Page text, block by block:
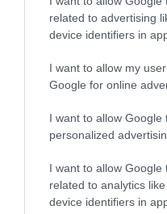
related to advertising
device identifiers in
I want to allow my
Google for online
I want to allow Google
personalized
I want to allow Google
related to analytics
device identifiers in
Το όραμα της
την προηγμένη
νοημοσύνη
επιχειρήσεις, αλλά
μικρότερου
τεχνολογιών
αυτοματοποίησης
«Η κυβερνοασφάλεια